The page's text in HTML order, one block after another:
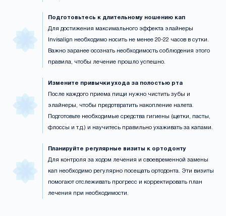
Подготовьтесь к длительному ношению кап
Для достижения максимального эффекта элайнеры
Invisalign необходимо носить не менее 20-22 часов в сутки.
Важно заранее осознать необходимость соблюдения этого
правила, чтобы лечение прошло успешно.
Измените привычки ухода за полостью рта
После каждого приема пищи нужно чистить зубы и
элайнеры, чтобы предотвратить накопление налета.
Подготовьте необходимые средства гигиены (щетки, пасты,
флоссы и т.д.) и научитесь правильно ухаживать за капами.
Планируйте регулярные визиты к ортодонту
Для контроля за ходом лечения и своевременной замены
кап необходимо регулярно посещать ортодонта. Эти визиты
помогают отслеживать прогресс и корректировать план
лечения при необходимости.